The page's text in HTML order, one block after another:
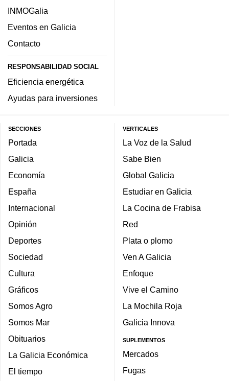
INMOGalia
Eventos en Galicia
Contacto
RESPONSABILIDAD SOCIAL
Eficiencia energética
Ayudas para inversiones
SECCIONES
Portada
Galicia
Economía
España
Internacional
Opinión
Deportes
Sociedad
Cultura
Gráficos
Somos Agro
Somos Mar
Obituarios
La Galicia Económica
El tiempo
VERTICALES
La Voz de la Salud
Sabe Bien
Global Galicia
Estudiar en Galicia
La Cocina de Frabisa
Red
Plata o plomo
Ven A Galicia
Enfoque
Vive el Camino
La Mochila Roja
Galicia Innova
SUPLEMENTOS
Mercados
Fugas